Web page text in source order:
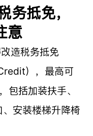
务抵免，
意
造税务抵免
），最高可
括加装扶手、
安装楼梯升降椅